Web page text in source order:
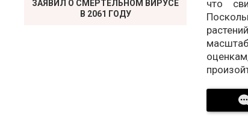
что
ЗАЯВИЛ О СМЕРТЕЛЬНОМ ВИРУСЕ
В 2061 ГОДУ